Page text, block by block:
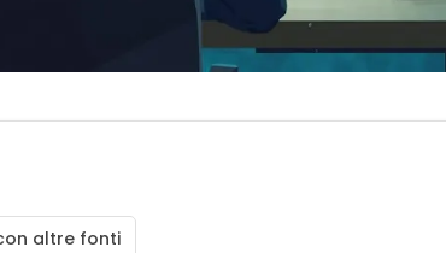
altre fonti